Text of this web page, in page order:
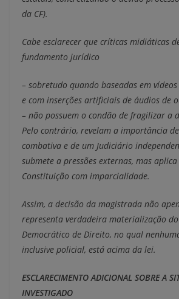
da CF).
Cabe esclarecer que críticas midiáticas
fundamento jurídico
– sobretudo quando baseadas em
e com inserções artificiais de áudios de
– não possuem o condão de fragilizar a
Pelo contrário, revelam a importância
combativa e de um Judiciário
submete a pressões externas, mas
Constituição com imparcialidade.
Assim, a decisão da magistrada não
representa verdadeira materialização do
Democrático de Direito, no qual
inclusive policial, está acima da lei.
ESCLARECIMENTO ADICIONAL SOBRE A
INVESTIGADO